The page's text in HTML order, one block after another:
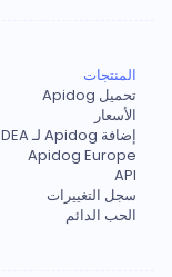
المنتجات
تحميل Apidog
الأسعار
إضافة Apidog لـ IDEA
Apidog Europe
API
سجل التغييرات
الحب الدائم